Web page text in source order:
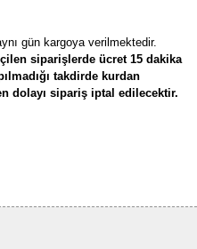
gün kargoya verilmektedir.
siparişlerde ücret 15 dakika
takdirde kurdan
dolayı sipariş iptal edilecektir.